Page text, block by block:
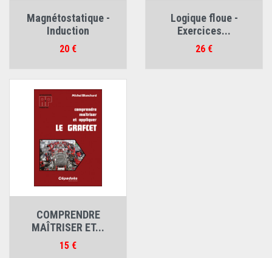
Magnétostatique -
Induction
Prix
20 €
Logique floue -
Exercices...
Prix
26 €
COMPRENDRE
MAÎTRISER ET...
Prix
15 €